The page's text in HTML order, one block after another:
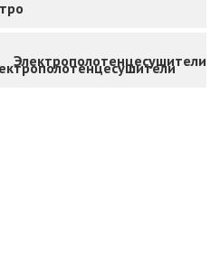
Электрополотенцесушители